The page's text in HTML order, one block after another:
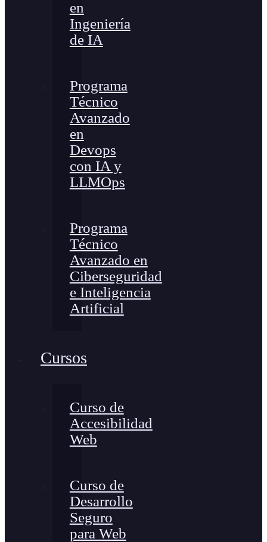
en
Ingeniería
de IA
Programa
Técnico
Avanzado
en
Devops
con IA y
LLMOps
Programa
Técnico
Avanzado en
Ciberseguridad
e Inteligencia
Artificial
Cursos
Curso de
Accesibilidad
Web
Curso de
Desarrollo
Seguro
para Web